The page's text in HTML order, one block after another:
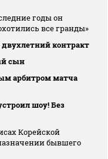
годы он
все гранды»
двухлетний контракт
сын
арбитром матча
шоу! Без
Корейской
бывшего